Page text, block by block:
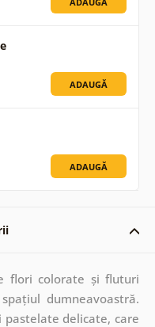
ADAUGĂ
ADAUGĂ
flori colorate și fluturi
dumneavoastră.
delicate, care